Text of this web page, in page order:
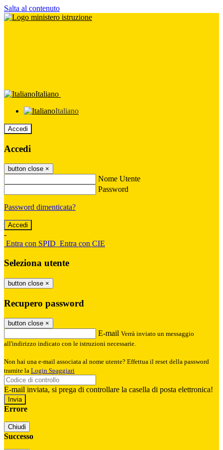
Salta al contenuto
Italiano
Italiano
Accedi
Accedi
button close ×
Nome Utente
Password
Password dimenticata?
-
Entra con SPID Entra con CIE
Seleziona utente
button close ×
Recupero password
button close ×
E-mail Verrà inviato un messaggio
all'indirizzo indicato con le istruzioni necessarie.
Non hai una e-mail associata al nome utente? Effettua il reset della password
tramite la Login Spaggiari
E-mail inviata, si prega di controllare la casella di posta elettronica!
Errore
Chiudi
Successo